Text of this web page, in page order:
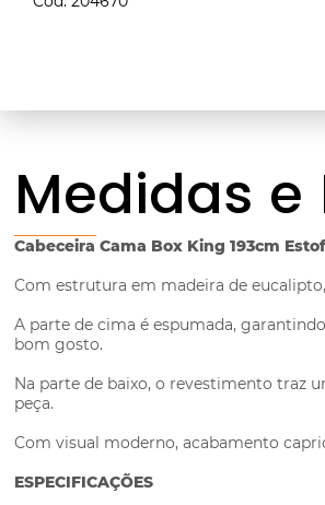
Medidas e
Cabeceira Cama Box King 193cm
Com estrutura em madeira de
A parte de cima é espumada,
bom gosto.
Na parte de baixo, o revestimento traz
peça.
Com visual moderno, acabamento
ESPECIFICAÇÕES